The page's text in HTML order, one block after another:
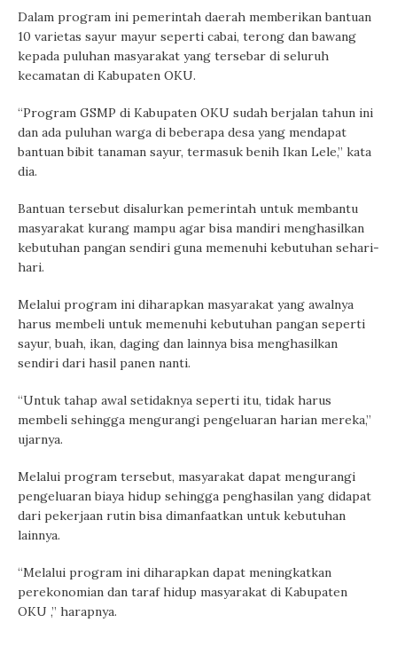
Dalam program ini pemerintah daerah memberikan bantuan
10 varietas sayur mayur seperti cabai, terong dan bawang
kepada puluhan masyarakat yang tersebar di seluruh
kecamatan di Kabupaten OKU.
“Program GSMP di Kabupaten OKU sudah berjalan tahun ini
dan ada puluhan warga di beberapa desa yang mendapat
bantuan bibit tanaman sayur, termasuk benih Ikan Lele,” kata
dia.
Bantuan tersebut disalurkan pemerintah untuk membantu
masyarakat kurang mampu agar bisa mandiri menghasilkan
kebutuhan pangan sendiri guna memenuhi kebutuhan sehari-
hari.
Melalui program ini diharapkan masyarakat yang awalnya
harus membeli untuk memenuhi kebutuhan pangan seperti
sayur, buah, ikan, daging dan lainnya bisa menghasilkan
sendiri dari hasil panen nanti.
“Untuk tahap awal setidaknya seperti itu, tidak harus
membeli sehingga mengurangi pengeluaran harian mereka,”
ujarnya.
Melalui program tersebut, masyarakat dapat mengurangi
pengeluaran biaya hidup sehingga penghasilan yang didapat
dari pekerjaan rutin bisa dimanfaatkan untuk kebutuhan
lainnya.
“Melalui program ini diharapkan dapat meningkatkan
perekonomian dan taraf hidup masyarakat di Kabupaten
OKU ,” harapnya.